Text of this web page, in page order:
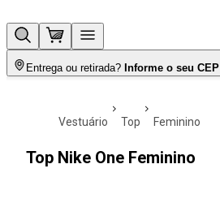
Entrega ou retirada? Informe o seu CEP
vestuário top feminino
Top Nike One Feminino